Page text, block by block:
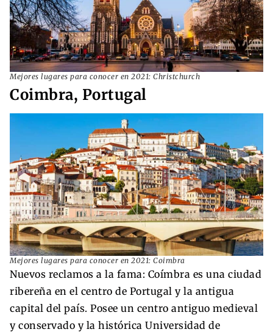
Mejores lugares para conocer en 2021: Christchurch
Coimbra, Portugal
Mejores lugares para conocer en 2021: Coimbra
Nuevos reclamos a la fama: Coímbra es una ciudad
ribereña en el centro de Portugal y la antigua
capital del país. Posee un centro antiguo medieval
y conservado y la histórica Universidad de